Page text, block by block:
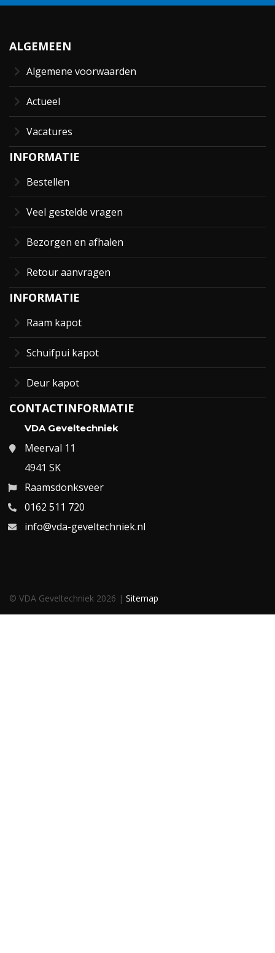
ALGEMEEN
Algemene voorwaarden
Actueel
Vacatures
INFORMATIE
Bestellen
Veel gestelde vragen
Bezorgen en afhalen
Retour aanvragen
INFORMATIE
Raam kapot
Schuifpui kapot
Deur kapot
CONTACTINFORMATIE
VDA Geveltechniek
Meerval 11
4941 SK
Raamsdonksveer
0162 511 720
info@vda-geveltechniek.nl
© VDA Geveltechniek 2026 | Sitemap